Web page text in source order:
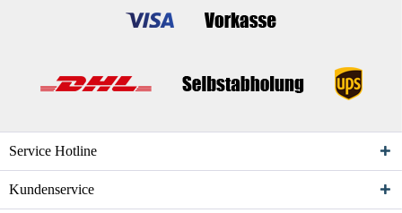
Service Hotline
Kundenservice